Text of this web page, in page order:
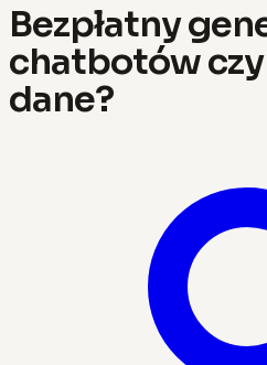
Bezpłatny
chatbotów czy
dane?